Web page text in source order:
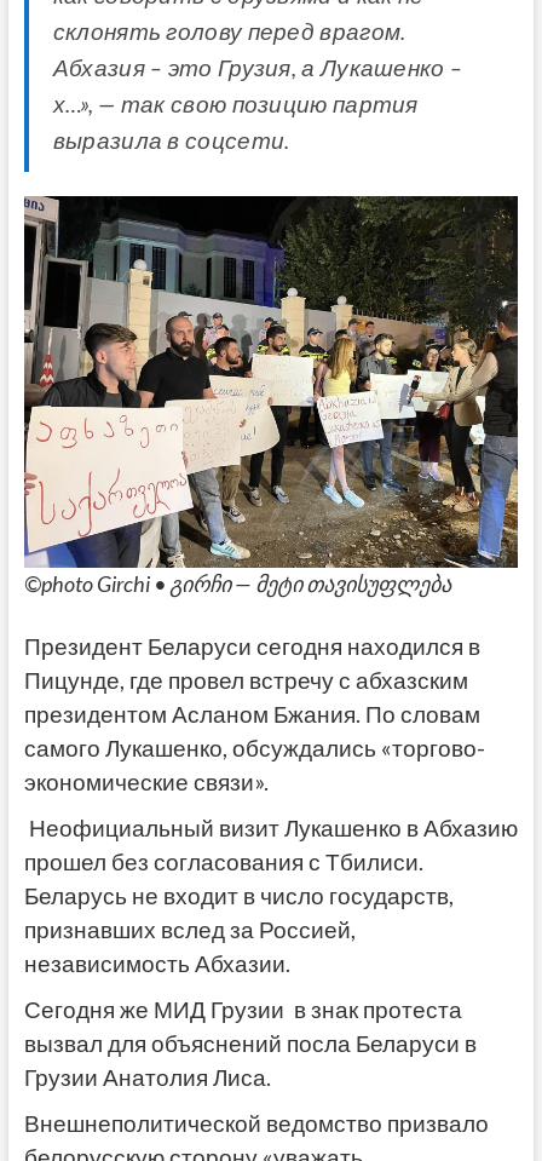
склонять голову перед врагом.
Абхазия – это Грузия, а Лукашенко –
х…», — так свою позицию партия
выразила в соцсети.
©photo Girchi • გირჩი — მეტი თავისუფლება
Президент Беларуси сегодня находился в
Пицунде, где провел встречу с абхазским
президентом Асланом Бжания. По словам
самого Лукашенко, обсуждались «торгово-
экономические связи».
Неофициальный визит Лукашенко в Абхазию
прошел без согласования с Тбилиси.
Беларусь не входит в число государств,
признавших вслед за Россией,
независимость Абхазии.
Сегодня же МИД Грузии в знак протеста
вызвал для объяснений посла Беларуси в
Грузии Анатолия Лиса.
Внешнеполитической ведомство призвало